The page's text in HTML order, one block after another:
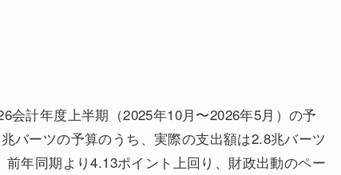
会計年度上半期（2025年10月〜2026年5月）の予
バーツの予算のうち、実際の支出額は2.8兆バーツ
年同期より4.13ポイント上回り、財政出動のペー